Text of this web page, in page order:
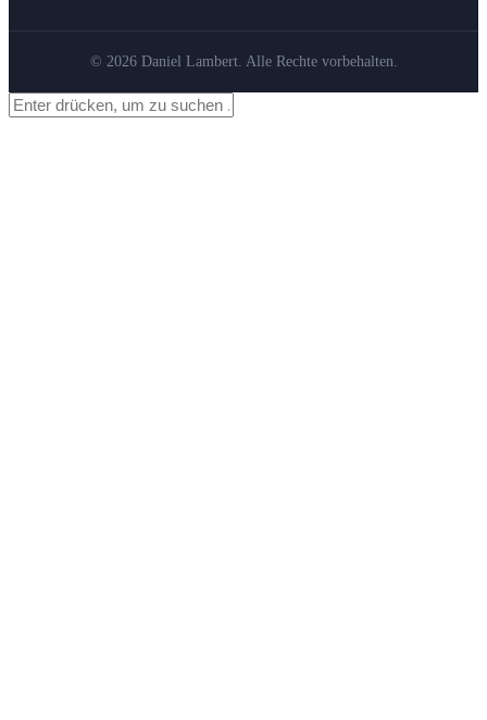
© 2026 Daniel Lambert. Alle Rechte vorbehalten.